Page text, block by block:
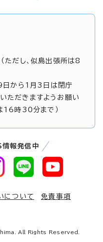
だし、似島出張所は8
日から1月3日は閉庁
ただきますようお願い
16時30分まで）
報発信中
について
免責事項
All Rights Reserved.